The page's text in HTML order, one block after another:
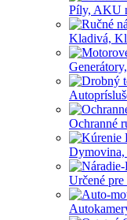
Píly, AKU
Kladivá,
Generátory,
Ochranné
Dymovina,
Určené